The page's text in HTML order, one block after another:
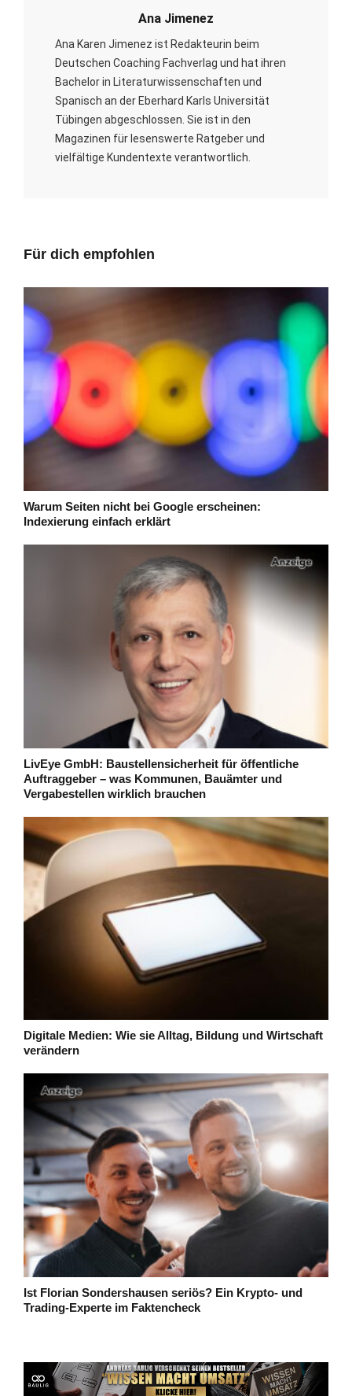
Ana Jimenez
Ana Karen Jimenez ist Redakteurin beim
Deutschen Coaching Fachverlag und hat ihren
Bachelor in Literaturwissenschaften und
Spanisch an der Eberhard Karls Universität
Tübingen abgeschlossen. Sie ist in den
Magazinen für lesenswerte Ratgeber und
vielfältige Kundentexte verantwortlich.
Für dich empfohlen
Warum Seiten nicht bei Google erscheinen:
Indexierung einfach erklärt
LivEye GmbH: Baustellensicherheit für öffentliche
Auftraggeber – was Kommunen, Bauämter und
Vergabestellen wirklich brauchen
Digitale Medien: Wie sie Alltag, Bildung und Wirtschaft
verändern
Ist Florian Sondershausen seriös? Ein Krypto- und
Trading-Experte im Faktencheck